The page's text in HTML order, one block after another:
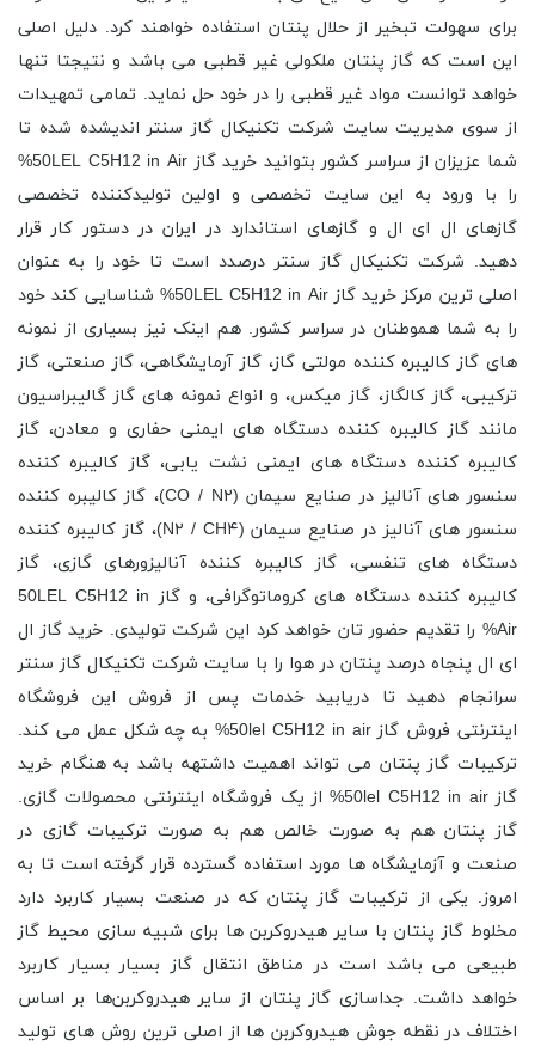
برای سهولت تبخیر از حلال پنتان استفاده خواهند کرد. دلیل اصلی
این است که گاز پنتان ملکولی غیر قطبی می باشد و نتیجتا تنها
خواهد توانست مواد غیر قطبی را در خود حل نماید. تمامی تمهیدات
از سوی مدیریت سایت شرکت تکنیکال گاز سنتر اندیشده شده تا
شما عزیزان از سراسر کشور بتوانید خرید گاز 50LEL C5H12 in Air%
را با ورود به این سایت تخصصی و اولین تولیدکننده تخصصی
گازهای ال ای ال و گازهای استاندارد در ایران در دستور کار قرار
دهید. شرکت تکنیکال گاز سنتر درصدد است تا خود را به عنوان
اصلی ترین مرکز خرید گاز 50LEL C5H12 in Air% شناسایی کند خود
را به شما هموطنان در سراسر کشور. هم اینک نیز بسیاری از نمونه
های گاز کالیبره کننده مولتی گاز، گاز آرمایشگاهی، گاز صنعتی، گاز
ترکیبی، گاز کالگاز، گاز میکس، و انواع نمونه های گاز گالیبراسیون
مانند گاز کالیبره کننده دستگاه های ایمنی حفاری و معادن، گاز
کالیبره کننده دستگاه های ایمنی نشت یابی، گاز کالیبره کننده
سنسور های آنالیز در صنایع سیمان (CO / N۲)، گاز کالیبره کننده
سنسور های آنالیز در صنایع سیمان (N۲ / CH۴)، گاز کالیبره کننده
دستگاه های تنفسی، گاز کالیبره کننده آنالیزورهای گازی، گاز
کالیبره کننده دستگاه های کروماتوگرافی، و گاز 50LEL C5H12 in
Air% را تقدیم حضور تان خواهد کرد این شرکت تولیدی. خرید گاز ال
ای ال پنجاه درصد پنتان در هوا را با سایت شرکت تکنیکال گاز سنتر
سرانجام دهید تا دریابید خدمات پس از فروش این فروشگاه
اینترنتی فروش گاز 50lel C5H12 in air% به چه شکل عمل می کند.
ترکیبات گاز پنتان می تواند اهمیت داشتهه باشد به هنگام خرید
گاز 50lel C5H12 in air% از یک فروشگاه اینترنتی محصولات گازی.
گاز پنتان هم به صورت خالص هم به صورت ترکیبات گازی در
صنعت و آزمایشگاه‌ ها مورد استفاده گسترده قرار گرفته است تا به
امروز. یکی از ترکیبات گاز پنتان که در صنعت بسیار کاربرد دارد
مخلوط گاز پنتان با سایر هیدروکربن ها برای شبیه سازی محیط گاز
طبیعی می باشد است در مناطق انتقال گاز بسیار بسیار کاربرد
خواهد داشت. جداسازی گاز پنتان از سایر هیدروکربن‌ها بر اساس
اختلاف در نقطه جوش هیدروکربن ‌ها از اصلی ترین روش های تولید